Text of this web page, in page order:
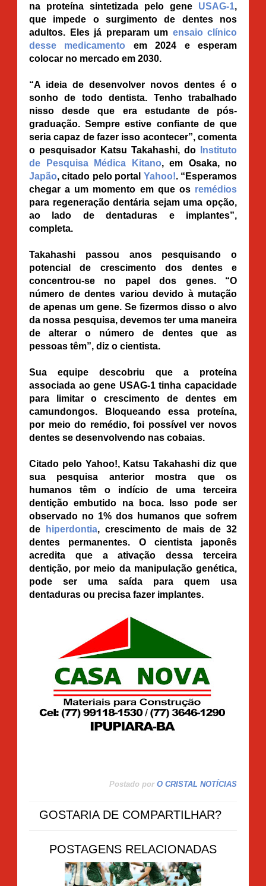
na proteína sintetizada pelo gene USAG-1,
que impede o surgimento de dentes nos
adultos. Eles já preparam um ensaio clínico
desse medicamento em 2024 e esperam
colocar no mercado em 2030.
“A ideia de desenvolver novos dentes é o
sonho de todo dentista. Tenho trabalhado
nisso desde que era estudante de pós-
graduação. Sempre estive confiante de que
seria capaz de fazer isso acontecer”, comenta
o pesquisador Katsu Takahashi, do
Instituto
de Pesquisa Médica Kitano, em Osaka, no
Japão, citado pelo portal Yahoo!. “Esperamos
chegar a um momento em que os remédios
para regeneração dentária sejam uma opção,
ao lado de dentaduras e implantes”,
completa.
Takahashi passou anos pesquisando o
potencial de crescimento dos dentes e
concentrou-se no papel dos genes. “O
número de dentes variou devido à mutação
de apenas um gene. Se fizermos disso o alvo
da nossa pesquisa, devemos ter uma maneira
de alterar o número de dentes que as
pessoas têm”, diz o cientista.
Sua equipe descobriu que a proteína
associada ao gene USAG-1 tinha capacidade
para limitar o crescimento de dentes em
camundongos. Bloqueando essa proteína,
por meio do remédio, foi possível ver novos
dentes se desenvolvendo nas cobaias.
Citado pelo Yahoo!, Katsu Takahashi diz que
sua pesquisa anterior mostra que os
humanos têm o indício de uma terceira
dentição embutido na boca. Isso pode ser
observado no 1% dos humanos que sofrem
de
hiperdontia, crescimento de mais de 32
dentes permanentes. O cientista japonês
acredita que a ativação dessa terceira
dentição, por meio da manipulação genética,
pode ser uma saída para quem usa
dentaduras ou precisa fazer implantes.
Postado por O CRISTAL NOTÍCIAS
GOSTARIA DE COMPARTILHAR?
POSTAGENS RELACIONADAS